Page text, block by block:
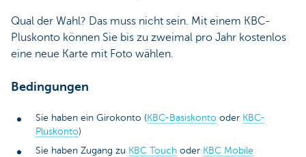
Qual der Wahl? Das muss nicht sein. Mit einem KBC-
Pluskonto können Sie bis zu zweimal pro Jahr kostenlos
eine neue Karte mit Foto wählen.
Bedingungen
Sie haben ein Girokonto (KBC-Basiskonto oder KBC-
Pluskonto)
Sie haben Zugang zu KBC Touch oder KBC Mobile